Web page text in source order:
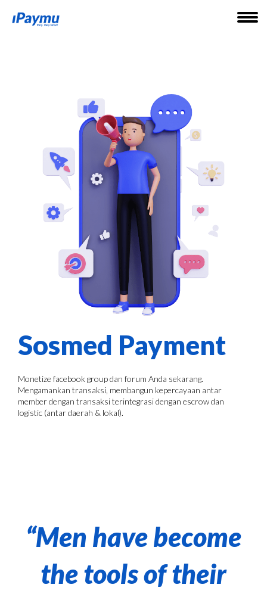
Sosmed Payment
Monetize facebook group dan forum Anda sekarang.
Mengamankan transaksi, membangun kepercayaan antar
member dengan transaksi terintegrasi dengan escrow dan
logistic (antar daerah & lokal).
“Men have become
the tools of their